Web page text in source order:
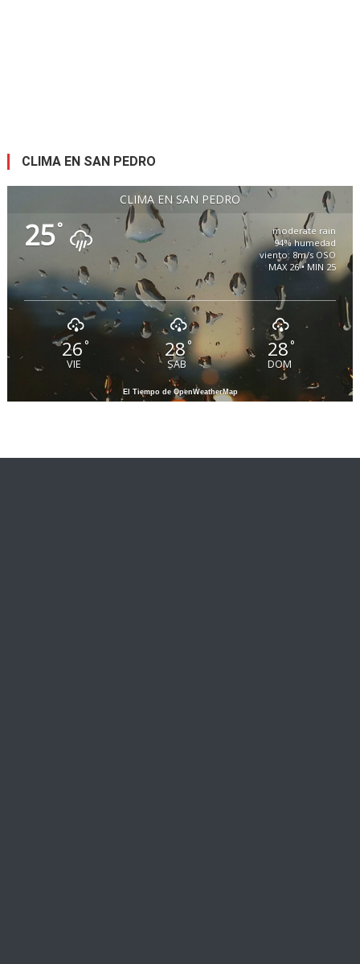
CLIMA EN SAN PEDRO
CLIMA EN SAN PEDRO
25°
moderate rain
94% humedad
viento: 8m/s OSO
MAX 26 • MIN 25
26°
VIE
28 °
SAB
28°
DOM
El Tiempo de OpenWeatherMap